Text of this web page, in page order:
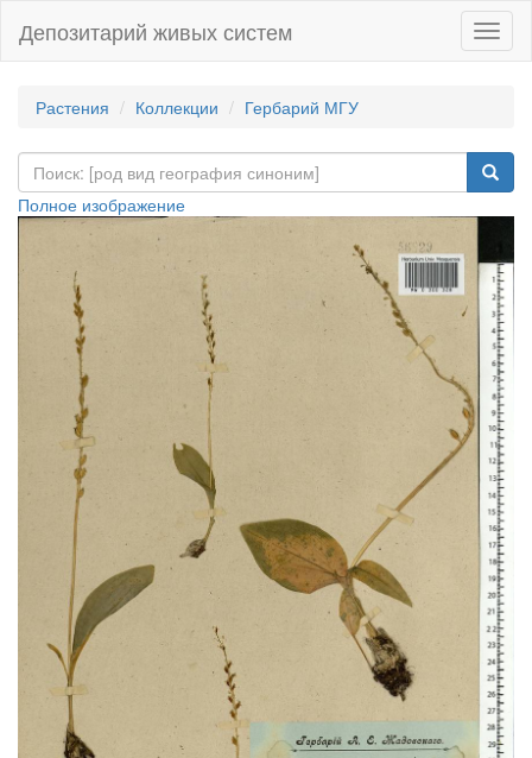
Депозитарий живых систем
Растения Коллекции Гербарий МГУ
Полное изображение